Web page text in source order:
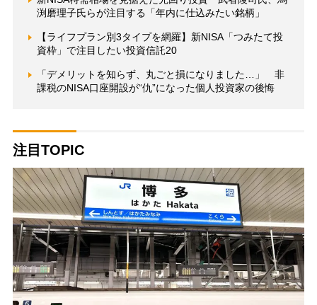
渕磨理子氏らが注目する「年内に仕込みたい銘柄」
【ライフプラン別3タイプを網羅】新NISA「つみたて投
資枠」で注目したい投資信託20
「デメリットを知らず、丸ごと損になりました…」 非
課税のNISA口座開設が“仇”になった個人投資家の後悔
注目TOPIC